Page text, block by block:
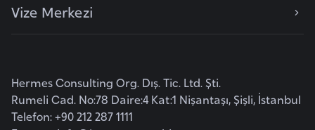
Vize Merkezi
Hermes Consulting Org. Dış. Tic. Ltd. Şti.
Rumeli Cad. No:78 Daire:4 Kat:1 Nişantaşı, Şişli, İstanbul
Telefon: +90 212 287 1111
t
a